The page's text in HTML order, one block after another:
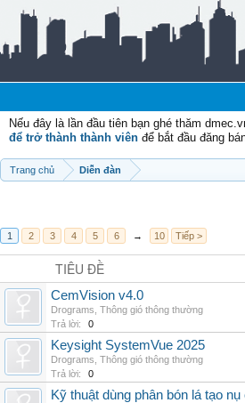
Nếu đây là lần đầu tiên bạn ghé thăm
để trở thành thành viên để bắt đầu đăng
Trang chủ Diễn đàn
1 2 3 4 5 6 → 10 Tiếp >
TIÊU ĐỀ
CemVision v4.0
Drograms Thông gió thông thường
Trả lời:
0
Keysight SystemVue 2025
Drograms Thông gió thông thường
Trả lời:
0
Kỹ thuật dùng phân bón lá tạo